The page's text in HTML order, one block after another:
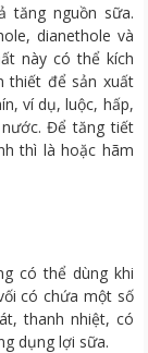
tăng nguồn sữa.
dianethole và
này có thể kích
thiết để sản xuất
ví dụ, luộc, hấp,
Để tăng tiết
thì là hoặc hãm
có thể dùng khi
có chứa một số
thanh nhiệt, có
dụng lợi sữa.